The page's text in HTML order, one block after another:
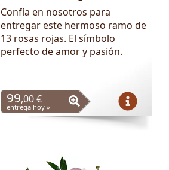
Confía en nosotros para
entregar este hermoso ramo de
13 rosas rojas. El símbolo
perfecto de amor y pasión.
99,00 €
entrega hoy »